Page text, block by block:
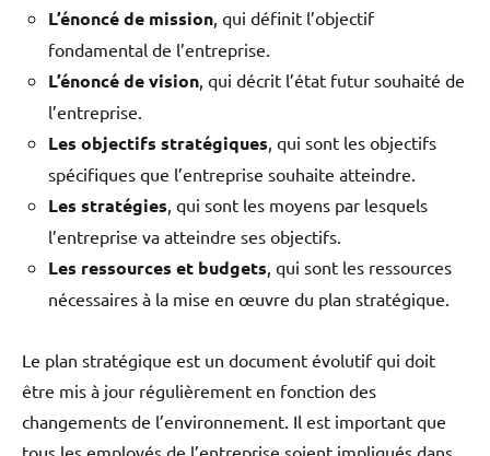
L’énoncé de mission, qui définit l’objectif
fondamental de l’entreprise.
L’énoncé de vision, qui décrit l’état futur souhaité de
l’entreprise.
Les objectifs stratégiques, qui sont les objectifs
spécifiques que l’entreprise souhaite atteindre.
Les stratégies, qui sont les moyens par lesquels
l’entreprise va atteindre ses objectifs.
Les ressources et budgets, qui sont les ressources
nécessaires à la mise en œuvre du plan stratégique.
Le plan stratégique est un document évolutif qui doit
être mis à jour régulièrement en fonction des
changements de l’environnement. Il est important que